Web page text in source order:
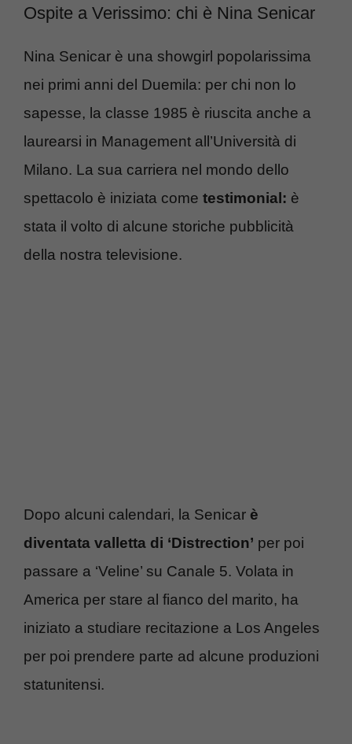
Ospite a Verissimo: chi è Nina Senicar
Nina Senicar è una showgirl popolarissima
nei primi anni del Duemila: per chi non lo
sapesse, la classe 1985 è riuscita anche a
laurearsi in Management all’Università di
Milano. La sua carriera nel mondo dello
spettacolo è iniziata come testimonial: è
stata il volto di alcune storiche pubblicità
della nostra televisione.
Dopo alcuni calendari, la Senicar è
diventata valletta di ‘Distrection’ per poi
passare a ‘Veline’ su Canale 5. Volata in
America per stare al fianco del marito, ha
iniziato a studiare recitazione a Los Angeles
per poi prendere parte ad alcune produzioni
statunitensi.